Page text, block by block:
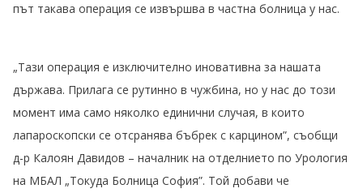
път такава операция се извършва в частна болница у нас.
„Тази операция е изключително иновативна за нашата
държава. Прилага се рутинно в чужбина, но у нас до този
момент има само няколко единични случая, в които
лапароскопски се отсранява бъбрек с карцином”, съобщи
д-р Калоян Давидов – началник на отделнието по Урология
на МБАЛ „Токуда Болница София”. Той добави че